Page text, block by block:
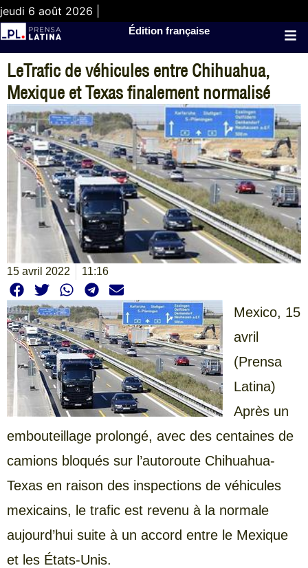
jeudi 6 août 2026 |
Édition française
LeTrafic de véhicules entre Chihuahua,
Mexique et Texas finalement normalisé
15 avril 2022 11:16
Mexico, 15
avril
(Prensa
Latina)
Après un
embouteillage prolongé, avec des centaines de
camions bloqués sur l’autoroute Chihuahua-
Texas en raison des inspections de véhicules
mexicains, le trafic est revenu à la normale
aujourd’hui suite à un accord entre le Mexique
et les États-Unis.